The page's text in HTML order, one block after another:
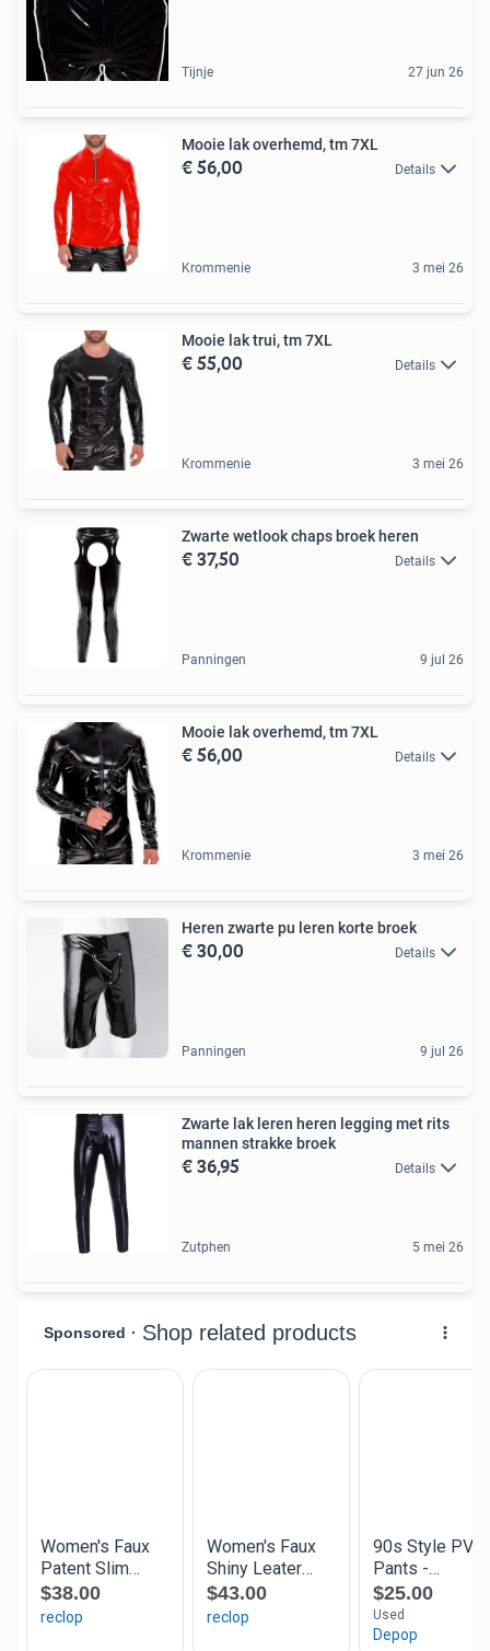
Tijnje 27 jun 26
Mooie lak overhemd, tm 7XL
€ 56,00 Details
Krommenie 3 mei 26
Mooie lak trui, tm 7XL
€ 55,00 Details
Krommenie 3 mei 26
Zwarte wetlook chaps broek heren
€ 37,50 Details
Panningen 9 jul 26
Mooie lak overhemd, tm 7XL
€ 56,00 Details
Krommenie 3 mei 26
Heren zwarte pu leren korte broek
€ 30,00 Details
Panningen 9 jul 26
Zwarte lak leren heren legging met rits
mannen strakke broek
€ 36,95 Details
Zutphen 5 mei 26